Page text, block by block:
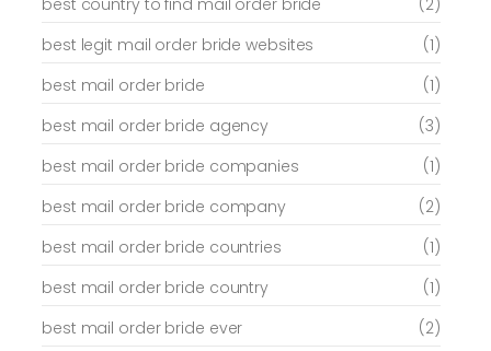
best country to find mail order bride
(2)
best legit mail order bride websites
(1)
best mail order bride
(1)
best mail order bride agency
(3)
best mail order bride companies
(1)
best mail order bride company
(2)
best mail order bride countries
(1)
best mail order bride country
(1)
best mail order bride ever
(2)